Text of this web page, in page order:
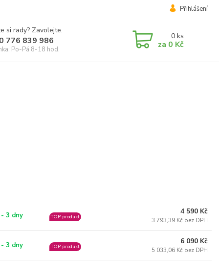
Přihlášení
si rady? Zavolejte.
776 839 986
Po-Pá 8-18 hod.
0 ks
za 0 Kč
- 3 dny TOP produkt
4 590 Kč
3 793,39 Kč bez DPH
- 3 dny TOP produkt
6 090 Kč
5 033,06 Kč bez DPH